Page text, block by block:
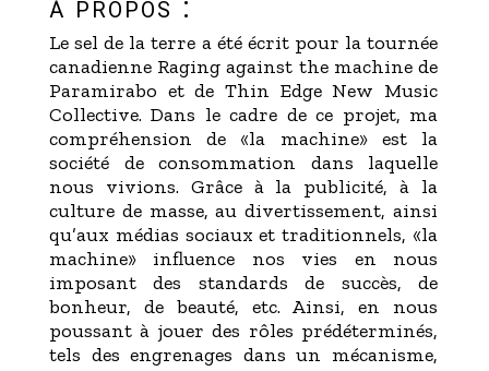
Le sel de la terre a été écrit pour la tournée
canadienne Raging against the machine de
Paramirabo et de Thin Edge New Music
Collective. Dans le cadre de ce projet, ma
compréhension de «la machine» est la
société de consommation dans laquelle
nous vivions. Grâce à la publicité, à la
culture de masse, au divertissement, ainsi
qu’aux médias sociaux et traditionnels, «la
machine» influence nos vies en nous
imposant des standards de succès, de
bonheur, de beauté, etc. Ainsi, en nous
poussant à jouer des rôles prédéterminés,
tels des engrenages dans un mécanisme,